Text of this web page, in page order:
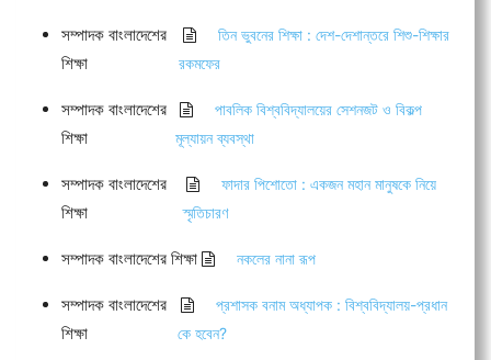
সম্পাদক বাংলাদেশের
শিক্ষা
তিন ভুবনের শিক্ষা : দেশ-দেশান্তরে শিশু-শিক্ষার
রকমফের
সম্পাদক বাংলাদেশের
শিক্ষা
পাবলিক বিশ্ববিদ্যালয়ের সেশনজট ও বিকল্প
মূল্যায়ন ব্যবস্থা
সম্পাদক বাংলাদেশের
শিক্ষা
ফাদার পিশোতো : একজন মহান মানুষকে নিয়ে
স্মৃতিচারণ
সম্পাদক বাংলাদেশের শিক্ষা নকলের নানা রূপ
সম্পাদক বাংলাদেশের
শিক্ষা
প্রশাসক বনাম অধ্যাপক : বিশ্ববিদ্যালয়-প্রধান
কে হবেন?